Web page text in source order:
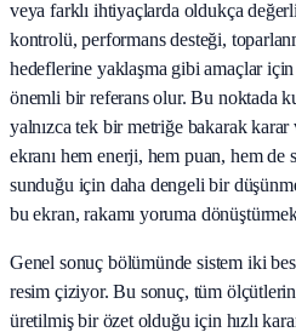
veya farklı ihtiyaçlarda oldukça
kontrolü, performans desteği,
hedeflerine yaklaşma gibi amaçlar
önemli bir referans olur. Bu noktada
yalnızca tek bir metriğe bakarak karar
ekranı hem enerji, hem puan, hem de
sunduğu için daha dengeli bir
bu ekran, rakamı yoruma
Genel sonuç bölümünde sistem iki
resim çiziyor. Bu sonuç, tüm
üretilmiş bir özet olduğu için hızlı